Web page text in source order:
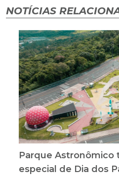
NOTÍCIAS
Parque Astronômico
especial de Dia dos